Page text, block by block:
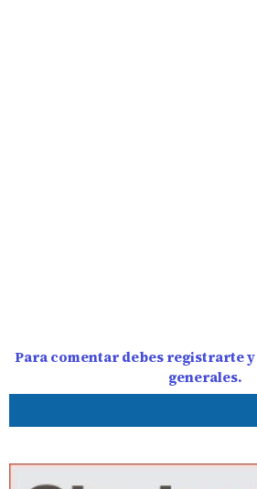
Para comentar debes registrarte
generales.